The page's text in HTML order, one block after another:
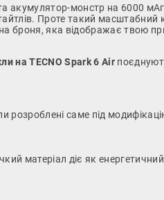
акумулятор-монстр на 6000
Проте такий масштабний
броня, яка відображає твою
на TECNO Spark 6 Air
розроблені саме під
матеріал діє як